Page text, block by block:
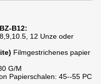
B12:
12 Unze oder
Filmgestrichenes papier
G/M
Papierschalen: 45--55 PC